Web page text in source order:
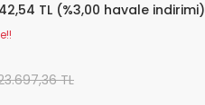
TL (%3,00 havale indirimi)
TL